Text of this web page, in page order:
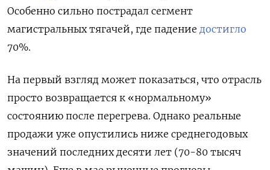
Особенно сильно пострадал сегмент
магистральных тягачей, где падение достигло
70%.
На первый взгляд может показаться, что отрасль
просто возвращается к «нормальному»
состоянию после перегрева. Однако реальные
продажи уже опустились ниже среднегодовых
значений последних десяти лет (70-80 тысяч